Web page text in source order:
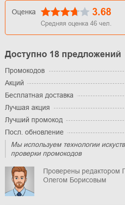
Оценка 3.68
Средняя оценка 46 чел.
Доступно 18 предложений
Промокодов
Акций
Бесплатная доставка
Лучшая акция
Лучший промокод
Посл. обновление
Мы используем технологии
проверки промокодов
Проверены редактором
Олегом Борисовым